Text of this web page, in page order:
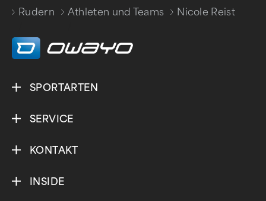
Rudern
Athleten und Teams
Nicole Reist
SPORTARTEN
SERVICE
KONTAKT
INSIDE